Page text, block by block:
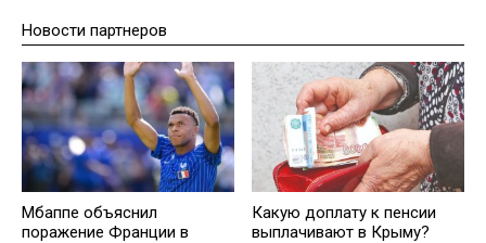
Новости партнеров
Мбаппе объяснил
поражение Франции в
Какую доплату к пенсии
выплачивают в Крыму?